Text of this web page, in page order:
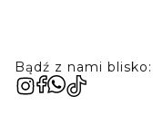
Bądź z nami blisko: